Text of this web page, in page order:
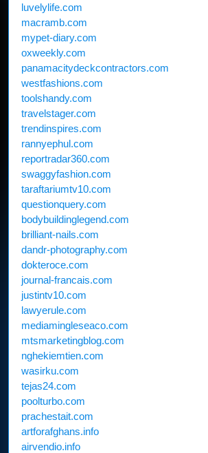
luvelylife.com
macramb.com
mypet-diary.com
oxweekly.com
panamacitydeckcontractors.com
westfashions.com
toolshandy.com
travelstager.com
trendinspires.com
rannyephul.com
reportradar360.com
swaggyfashion.com
taraftariumtv10.com
questionquery.com
bodybuildinglegend.com
brilliant-nails.com
dandr-photography.com
dokteroce.com
journal-francais.com
justintv10.com
lawyerule.com
mediamingleseaco.com
mtsmarketingblog.com
nghekiemtien.com
wasirku.com
tejas24.com
poolturbo.com
prachestait.com
artforafghans.info
airvendio.info